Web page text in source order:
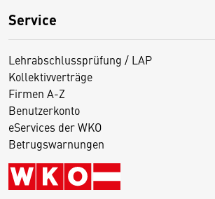
Service
Lehrabschlussprüfung / LAP
Kollektivverträge
Firmen A-Z
Benutzerkonto
eServices der WKO
Betrugswarnungen